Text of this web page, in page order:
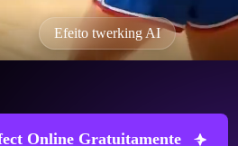
Efeito twerking AI
Online Gratuitamente